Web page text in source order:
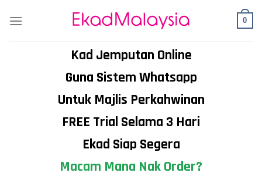
0
Kad Jemputan Online
Guna Sistem Whatsapp
Untuk Majlis Perkahwinan
FREE Trial Selama 3 Hari
Ekad Siap Segera
Macam Mana Nak Order?